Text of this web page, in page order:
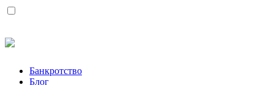
Банкротство
Блог